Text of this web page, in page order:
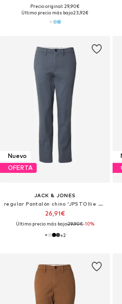
Precio original: 29,90€
Último precio más bajo:23,92€
Nuevo
OFERTA
JACK & JONES
regular Pantalón chino 'JPSTOllie Dylan'
26,91€
Último precio más bajo:29,90€-10%
+2